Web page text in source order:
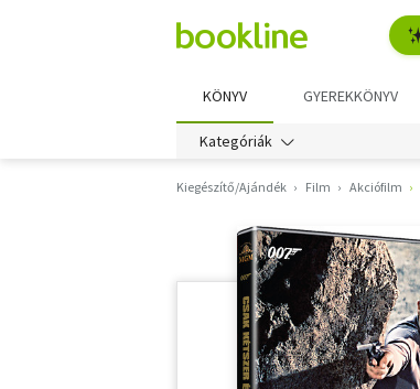
KÖNYV GYEREKKÖNYV
Kategóriák
Kiegészítő/Ajándék Film Akciófilm